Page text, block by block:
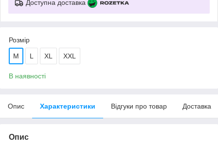
Доступна доставка
Розмір
M L XL XXL
В наявності
Опис Характеристики Відгуки про товар Доставка
Опис